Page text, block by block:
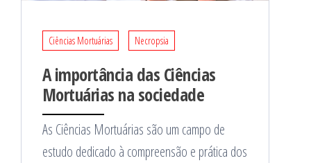
Ciências Mortuárias Necropsia
A importância das Ciências
Mortuárias na sociedade
As Ciências Mortuárias são um campo de
estudo dedicado à compreensão e prática dos